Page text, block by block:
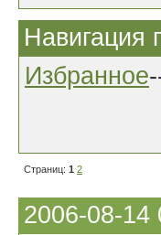
Навигация
Избранное
Страниц: 1 2
2006-08-14